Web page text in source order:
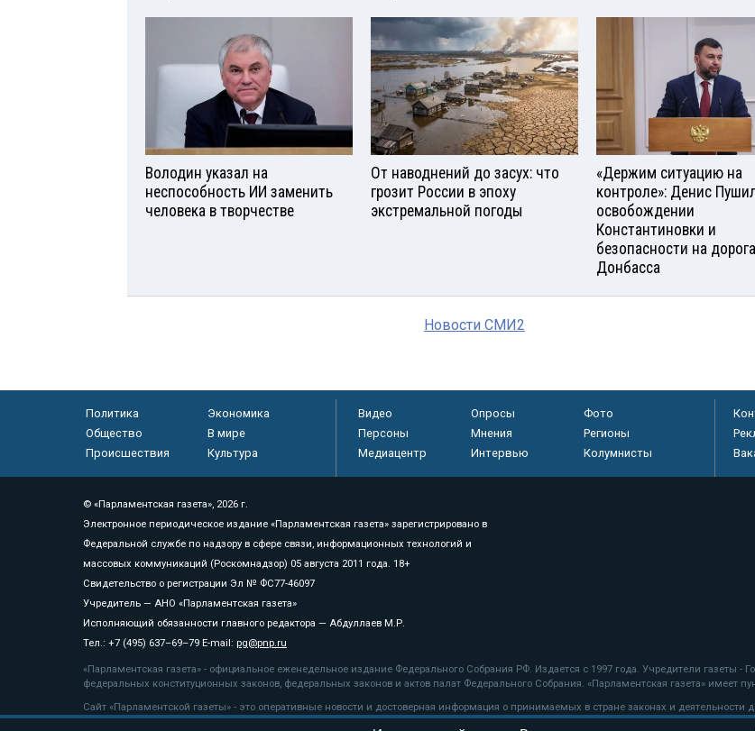
Володин указал на
неспособность ИИ заменить
человека в творчестве
От наводнений до засух: что
грозит России в эпоху
экстремальной погоды
«Держим ситуацию на
контроле»: Денис
освобождении
Константиновки и
безопасности на
Донбасса
Новости СМИ2
Политика
Экономика
Общество
В мире
Происшествия
Культура
Видео Опросы
Фото
Персоны
Мнения
Регионы
Медиацентр
Интервью Колумнисты
© «Парламентская газета», 2026 г.
Электронное периодическое издание «Парламентская газета» зарегистрировано в
Федеральной службе по надзору в сфере связи, информационных технологий и
массовых коммуникаций (Роскомнадзор) 05 августа 2011 года. 18+
Свидетельство о регистрации Эл № ФС77-46097
Учредитель — АНО «Парламентская газета»
Исполняющий обязанности главного редактора — Абдуллаев М.Р.
Тел.: +7 (495) 637–69–79 E-mail: pg@pnp.ru
«Парламентская газета» - официальное еженедельное издание Федерального Собрания РФ. Издается с 1997 года. Учредители газеты
федеральных конституционных законов, федеральных законов и актов палат Федерального Собрания. «Парламентская газета» имеет
Сайт «Парламентской газеты» - это оперативные новости и достоверная информация о принимаемых в стране законах и деятельности
«Парламентской газеты» активная ссылка на pnp.ru обязательна.